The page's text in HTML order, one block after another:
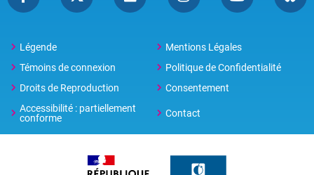
Légende
Mentions Légales
Témoins de connexion
Politique de Confidentialité
Droits de Reproduction
Consentement
Accessibilité : partiellement
conforme
Contact